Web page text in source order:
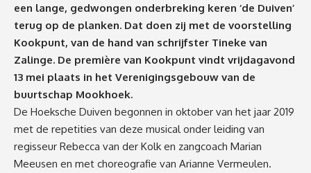
een lange, gedwongen onderbreking keren ‘de Duiven’
terug op de planken. Dat doen zij met de voorstelling
Kookpunt, van de hand van schrijfster Tineke van
Zalinge. De première van Kookpunt vindt vrijdagavond
13 mei plaats in het Verenigingsgebouw van de
buurtschap Mookhoek.
De Hoeksche Duiven begonnen in oktober van het jaar 2019
met de repetities van deze musical onder leiding van
regisseur Rebecca van der Kolk en zangcoach Marian
Meeusen en met choreografie van Arianne Vermeulen.